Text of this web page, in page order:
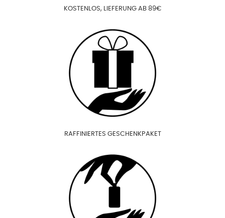
KOSTENLOS, LIEFERUNG AB 89€
RAFFINIERTES GESCHENKPAKET